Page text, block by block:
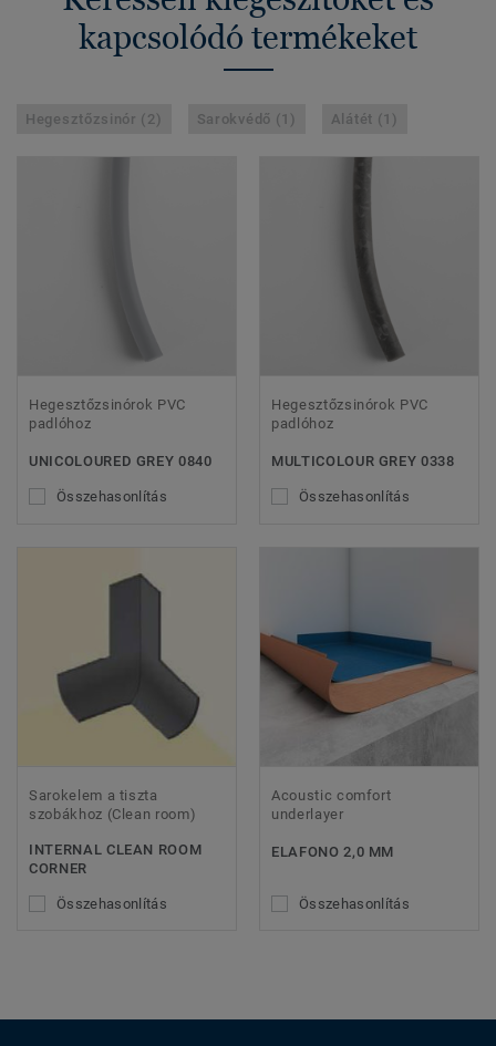
kapcsolódó termékeket
Hegesztőzsinór (2) Sarokvédő (1) Alátét (1)
Hegesztőzsinórok PVC
padlóhoz
UNICOLOURED GREY 0840
Összehasonlítás
Hegesztőzsinórok PVC
padlóhoz
MULTICOLOUR GREY 0338
Összehasonlítás
Sarokelem a tiszta
szobákhoz (Clean room)
INTERNAL CLEAN ROOM
CORNER
Összehasonlítás
Acoustic comfort
underlayer
ELAFONO 2,0 MM
Összehasonlítás